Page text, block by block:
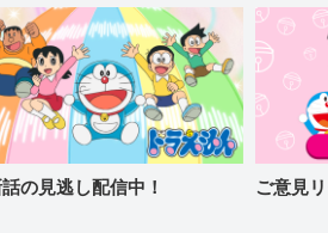
の見逃し配信中！ ご意見